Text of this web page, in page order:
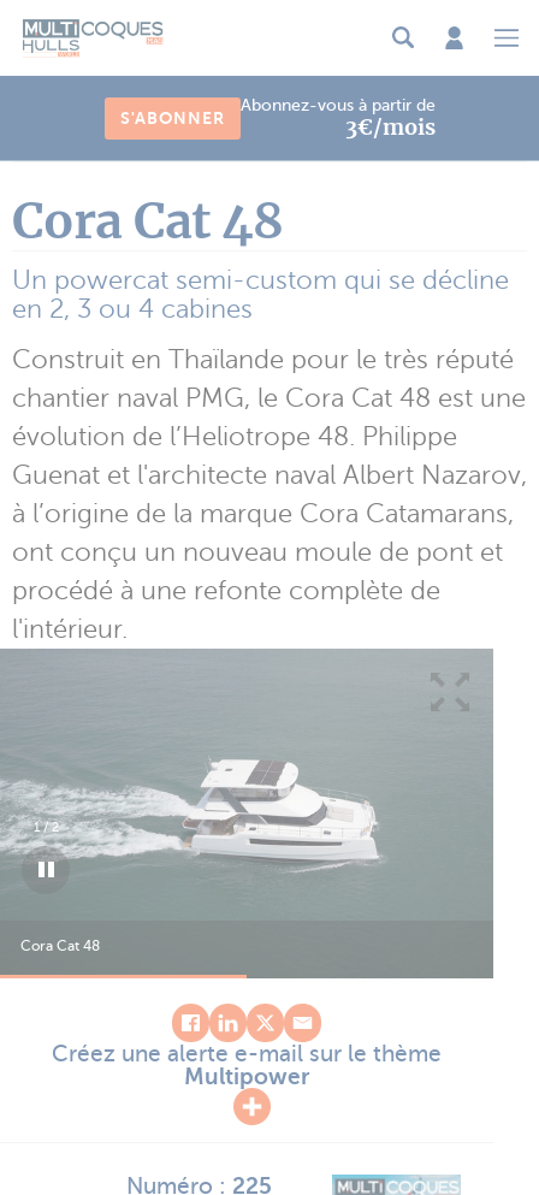
S'ABONNER
Abonnez-vous à partir de
3€/mois
Cora Cat 48
Un powercat semi-custom qui se décline
en 2, 3 ou 4 cabines
Construit en Thaïlande pour le très réputé
chantier naval PMG, le Cora Cat 48 est une
évolution de l’Heliotrope 48. Philippe
Guenat et l'architecte naval Albert Nazarov,
à l’origine de la marque Cora Catamarans,
ont conçu un nouveau moule de pont et
procédé à une refonte complète de
l'intérieur.
Cora Cat 48
1/2
Créez une alerte e-mail sur le thème
Multipower
Numéro : 225